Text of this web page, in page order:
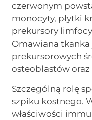
czerwonym
monocyty, płytki
prekursory
Omawiana
prekursorowych
osteoblastów
Szczególną rolę
szpiku kostnego.
właściwości